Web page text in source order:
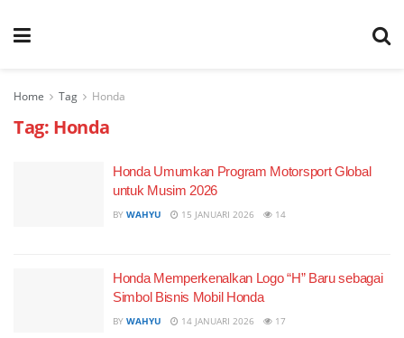
Home Tag Honda
Tag: Honda
Honda Umumkan Program Motorsport Global
untuk Musim 2026
BY WAHYU 15 JANUARI 2026 14
Honda Memperkenalkan Logo “H” Baru sebagai
Simbol Bisnis Mobil Honda
BY WAHYU 14 JANUARI 2026 17